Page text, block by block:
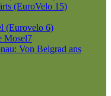
(EuroVelo 15)
(Eurovelo 6)
Mosel7
Von Belgrad ans